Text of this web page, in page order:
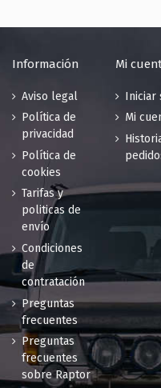
Información
Aviso legal
Política de
privacidad
Política de
cookies
Tarifas y
politicas de
envío
Condiciones
de
contratación
Preguntas
frecuentes
Preguntas
frecuentes
sobre Raptor
Mi
Iniciar
Mi